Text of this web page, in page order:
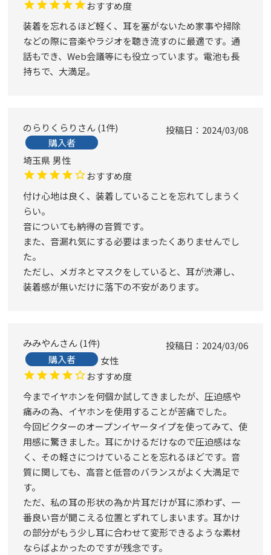
おすすめ度
装着を忘れるほど軽く、耳を塞がないため家事や掃除
などの際に音楽やラジオを聴き流すのに最適です。通
話もでき、Web会議等にも役立っています。電池も長
持ちで、大満足。
のらりくらり 1件
購入者
埼玉県 男性
投稿日 2024/03/08
おすすめ度
付け心地は良く、装着していることを忘れてしまうく
らい。
音についても納得の音質です。
また、音漏れ気にする必要はまったくありませんでし
た。
ただし、メガネとマスクをしていると、耳が渋滞し、
装着感が無いだけに落下の不安があります。
みみやん 1件
購入者
女性
投稿日 2024/03/06
おすすめ度
今までイヤホンを何個か試してきましたが、圧迫感や
痛みの為、イヤホンを使用することが苦痛でした。
今回ビクターのオープンイヤータイプを使ってみて、使
用感に驚きました。耳にかけるだけなので圧迫感はな
く、その軽さにつけていることを忘れるほどです。音
質に関しても、高音と低音のバランスがよく大満足で
す。
ただ、私の耳の形状の為か片耳だけが耳に添わず、一
番良い音が聞こえる位置とずれてしまいます。耳かけ
の部分がもう少し耳に合わせて変形できるような素材
ならばよかったのですが残念です。